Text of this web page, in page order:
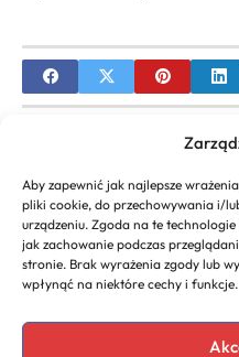
Aby zapewnić jak najlepsze
pliki cookie, do przechowywania i/
urządzeniu. Zgoda na te
jak zachowanie podczas
stronie. Brak wyrażenia zgody lub
wpłynąć na niektóre cechy i funkcje.
Jak założyć
gospodarczą
Dofinansowania dla